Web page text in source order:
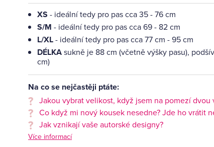
XS - ideální tedy pro pas cca 35 - 76 cm
S/M - ideální tedy pro pas cca 69 - 82 cm
L/XL- ideální tedy pro pas cca 77 cm - 95 cm
DÉLKAsukně je 88 cm (včetně výšky pasu),
cm)
Na co se nejčastěji ptáte:
Jakou vybrat velikost, když jsem na pomezí dvou
Co když mi nový kousek nesedne? Jde ho vrátit
Jak vznikají vaše autorské designy?
Více informací